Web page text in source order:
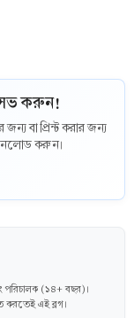
করুন!
বা প্রিন্ট করার জন্য
করুন।
(১৪+ বছর)।
করতেই এই ব্লগ।